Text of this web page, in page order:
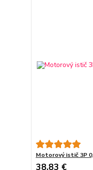
Motorový istič 3P
38,83 €